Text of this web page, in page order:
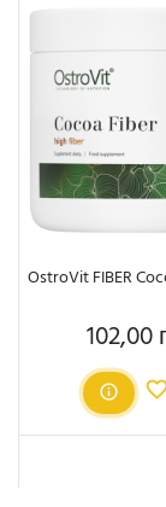
OstroVit FIBER
102,00